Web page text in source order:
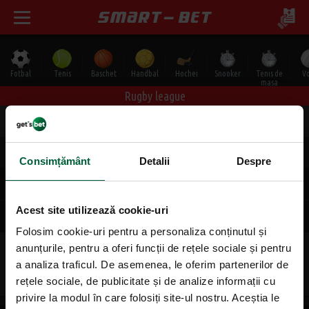
Consimțământ Detalii Despre
Acest site utilizează cookie-uri
Folosim cookie-uri pentru a personaliza conținutul și
anunțurile, pentru a oferi funcții de rețele sociale și pentru
a analiza traficul. De asemenea, le oferim partenerilor de
rețele sociale, de publicitate și de analize informații cu
privire la modul în care folosiți site-ul nostru. Aceștia le
Fotbal Tenis Baschet Handbal Hochei Snooker
Tenis de
masa
Rugby league
Toate
Anglia Super League
Final
St. Helens Sa.
Hull
jo. 22:00 |10482
1
1.27
X
23.00
2
3.70